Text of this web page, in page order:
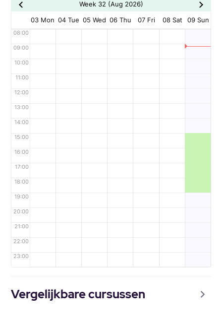
Week 32 (Aug 2026)
03 Mon 04 Tue 05 Wed 06 Thu 07 Fri 08 Sat 09 Sun
08:00
09:00
10:00
11:00
12:00
13:00
14:00
15:00
16:00
17:00
18:00
19:00
20:00
21:00
22:00
23:00
Vergelijkbare cursussen